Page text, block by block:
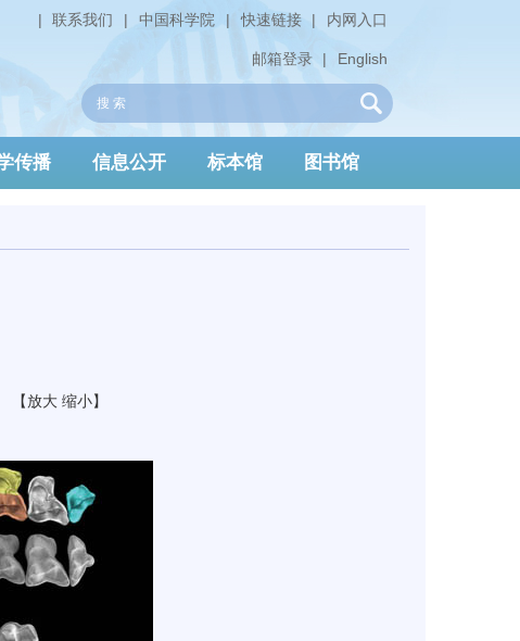
内网入口
|
快速链接
|
中国科学院
|
联系我们
|
English
|
邮箱登录
传播 信息公开 标本馆 图书馆
【放大 缩小】